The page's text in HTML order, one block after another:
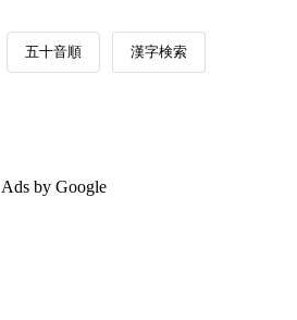
五十音順 漢字検索
Ads by Google